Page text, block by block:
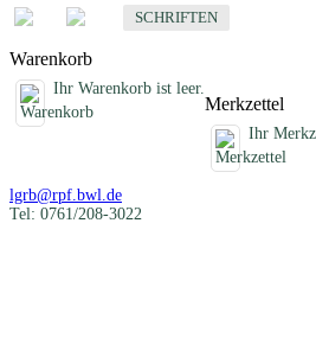
SCHRIFTEN
Warenkorb
Ihr Warenkorb ist leer.
Merkzettel
Ihr
lgrb@rpf.bwl.de
Tel: 0761/208-3022